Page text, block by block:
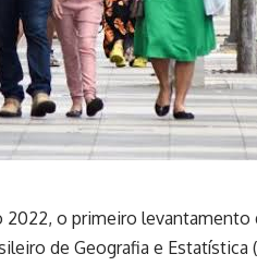
o primeiro levantamento
de Geografia e Estatística